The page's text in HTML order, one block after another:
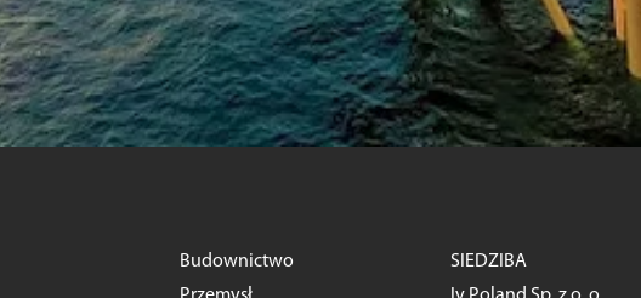
Budownictwo
SIEDZIBA